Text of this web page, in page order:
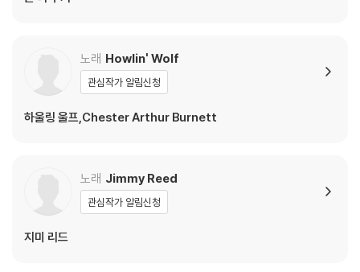
1) 컬러 디스크는 웹 이미지와 실제 색상이 차이가 날 수 있습니다.
3) 컬러 디스크는 제작 과정에서 다른 색상 염료가 섞여 얼룩과 번짐, 반점
등이 발생할 수 있습니다.
※ 반품/교환 안내
관련 사진과 동영상 및 재생 기기 모델명을 첨부하여 첨부하여 고객센터에
문의 바랍니다.
2) LP는 잦은 배송 과정에서 재킷에 손상이 발생할 가능성이 높고 재판매
노래 Howlin' Wolf
관심작가 알림신청
하울링 울프,Chester Arthur Burnett
노래 Jimmy Reed
관심작가 알림신청
지미 리드